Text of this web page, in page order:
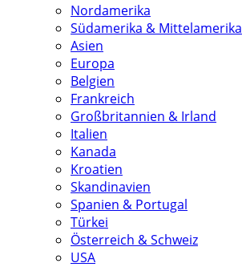
Nordamerika
Südamerika & Mittelamerika
Asien
Europa
Belgien
Frankreich
Großbritannien & Irland
Italien
Kanada
Kroatien
Skandinavien
Spanien & Portugal
Türkei
Österreich & Schweiz
USA